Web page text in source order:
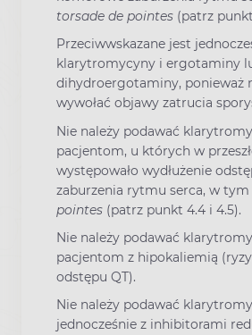
torsade de pointes (patrz
Przeciwwskazane jest
klarytromycyny i ergotaminy
dihydroergotaminy, ponieważ
wywołać objawy zatrucia
Nie należy podawać
pacjentom, u których w
występowało wydłużenie
zaburzenia rytmu serca, w tym
pointes (patrz punkt 4.4 i 4.5).
Nie należy podawać
pacjentom z hipokaliemią
odstępu QT).
Nie należy podawać
jednocześnie z inhibitorami